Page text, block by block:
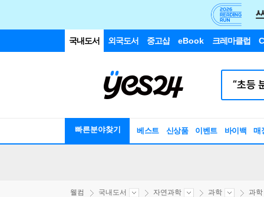
국내도서 외국도서 중고샵 eBook 크레마클럽
빠른분야찾기 베스트 신상품 이벤트 바이백 매
웰컴 국내도서 자연과학 과학 과